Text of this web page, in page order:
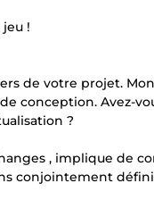
!
de votre projet.
conception. Avez-
?
, implique de
conjointement